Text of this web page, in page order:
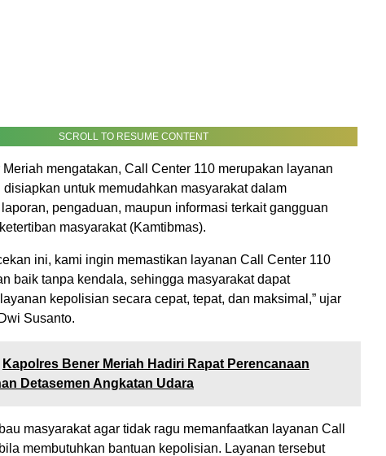
SCROLL TO RESUME CONTENT
mengatakan, Call Center 110 merupakan layanan
untuk memudahkan masyarakat dalam
pengaduan, maupun informasi terkait gangguan
masyarakat (Kamtibmas).
ini, kami ingin memastikan layanan Call Center 110
baik tanpa kendala, sehingga masyarakat dapat
kepolisian secara cepat, tepat, dan maksimal,” ujar
Susanto.
Kapolres Bener Meriah Hadiri Rapat Perencanaan
Detasemen Angkatan Udara
masyarakat agar tidak ragu memanfaatkan layanan Call
membutuhkan bantuan kepolisian. Layanan tersebut